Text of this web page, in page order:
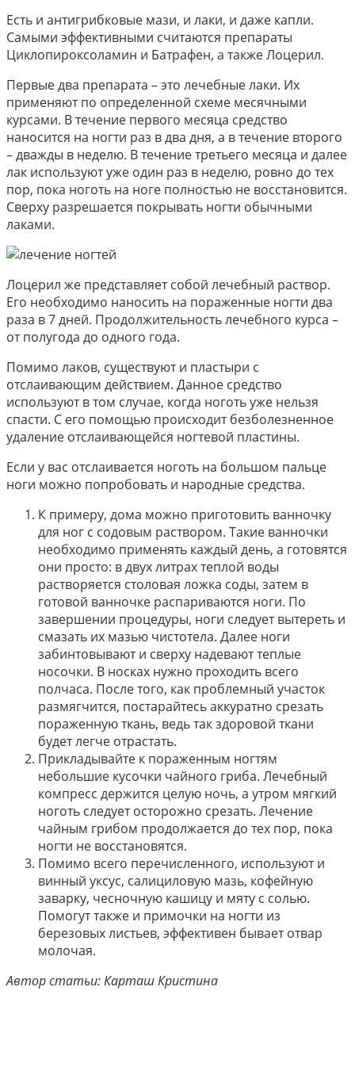
Есть и антигрибковые мази, и лаки, и даже капли.
Самыми эффективными считаются препараты
Циклопироксоламин и Батрафен, а также Лоцерил.
Первые два препарата – это лечебные лаки. Их
применяют по определенной схеме месячными
курсами. В течение первого месяца средство
наносится на ногти раз в два дня, а в течение второго
– дважды в неделю. В течение третьего месяца и далее
лак используют уже один раз в неделю, ровно до тех
пор, пока ноготь на ноге полностью не восстановится.
Сверху разрешается покрывать ногти обычными
лаками.
Лоцерил же представляет собой лечебный раствор.
Его необходимо наносить на пораженные ногти два
раза в 7 дней. Продолжительность лечебного курса –
от полугода до одного года.
Помимо лаков, существуют и пластыри с
отслаивающим действием. Данное средство
используют в том случае, когда ноготь уже нельзя
спасти. С его помощью происходит безболезненное
удаление отслаивающейся ногтевой пластины.
Если у вас отслаивается ноготь на большом пальце
ноги можно попробовать и народные средства.
К примеру, дома можно приготовить ванночку
для ног с содовым раствором. Такие ванночки
необходимо применять каждый день, а готовятся
они просто: в двух литрах теплой воды
растворяется столовая ложка соды, затем в
готовой ванночке распариваются ноги. По
завершении процедуры, ноги следует вытереть и
смазать их мазью чистотела. Далее ноги
забинтовывают и сверху надевают теплые
носочки. В носках нужно проходить всего
полчаса. После того, как проблемный участок
размягчится, постарайтесь аккуратно срезать
пораженную ткань, ведь так здоровой ткани
будет легче отрастать.
Прикладывайте к пораженным ногтям
небольшие кусочки чайного гриба. Лечебный
компресс держится целую ночь, а утром мягкий
ноготь следует осторожно срезать. Лечение
чайным грибом продолжается до тех пор, пока
ногти не восстановятся.
Помимо всего перечисленного, используют и
винный уксус, салициловую мазь, кофейную
заварку, чесночную кашицу и мяту с солью.
Помогут также и примочки на ногти из
березовых листьев, эффективен бывает отвар
молочая.
Автор статьи: Карташ Кристина